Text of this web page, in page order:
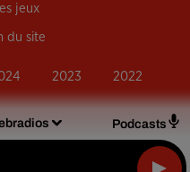
Podcasts
jeux
du site
2023 2022